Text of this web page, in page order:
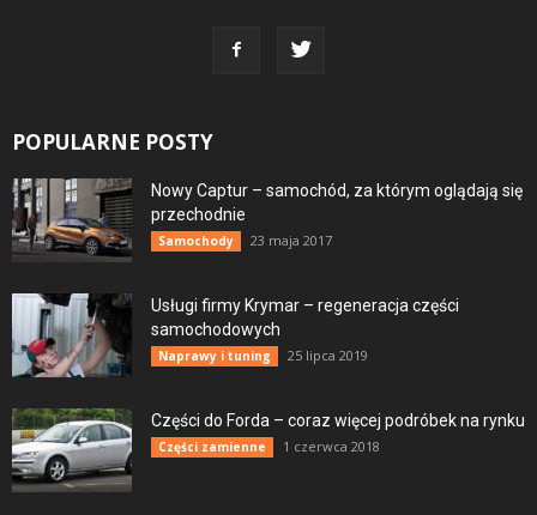
POPULARNE POSTY
Nowy Captur – samochód, za którym oglądają się
przechodnie
Samochody 23 maja 2017
Usługi firmy Krymar – regeneracja części
samochodowych
Naprawy i tuning 25 lipca 2019
Części do Forda – coraz więcej podróbek na rynku
Części zamienne 1 czerwca 2018